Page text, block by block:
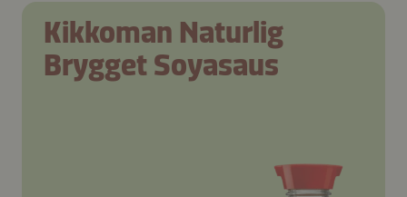
Kikkoman Naturlig
Brygget Soyasaus